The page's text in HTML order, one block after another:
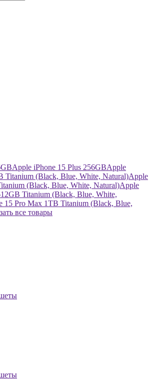
Apple iPhone 15 Plus 256GBApple
Titanium (Black, Blue, White, Natural)Apple
(Black, Blue, White, Natural)Apple
Titanium (Black, Blue, White,
15 Pro Max 1TB Titanium (Black, Blue,
все товары